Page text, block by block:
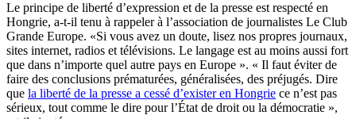
Le principe de liberté d’expression et de la presse est respecté en
Hongrie, a-t-il tenu à rappeler à l’association de journalistes Le Club
Grande Europe. «Si vous avez un doute, lisez nos propres journaux,
sites internet, radios et télévisions. Le langage est au moins aussi fort
que dans n’importe quel autre pays en Europe ». « Il faut éviter de
faire des conclusions prématurées, généralisées, des préjugés. Dire
que la liberté de la presse a cessé d’exister en Hongrie ce n’est pas
sérieux, tout comme le dire pour l’État de droit ou la démocratie »,